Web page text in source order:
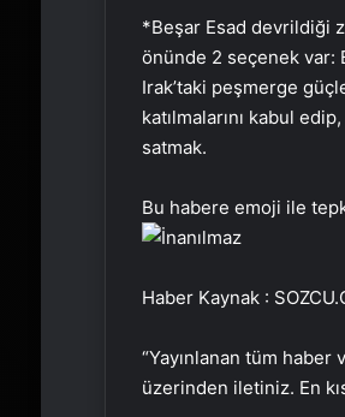
*Beşar Esad devrildiği
önünde 2 seçenek var:
Irak’taki peşmerge
katılmalarını kabul
satmak.
Bu habere emoji ile
Haber Kaynak :
“Yayınlanan tüm
üzerinden iletiniz. En